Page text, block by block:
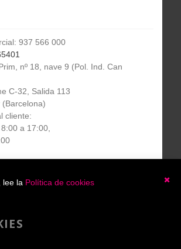
937 566 000
nº 18, nave 9 (Pol. Ind. Can
C-32, Salida 113
cliente:
a 17:00,
lee la Política de cookies